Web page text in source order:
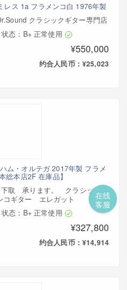
レス 1a フラメンコ白 1976年製
クラシックギター専門店
状态：B+ 正常使用
¥550,000
约合人民币：¥25,023
ム・オルテガ 2017年製 フラメ
総本店2F 在庫品】
下取 承ります。 クラシックギ
ギター エレガット
状态：B+ 正常使用
¥327,800
约合人民币：¥14,914
在线
客服